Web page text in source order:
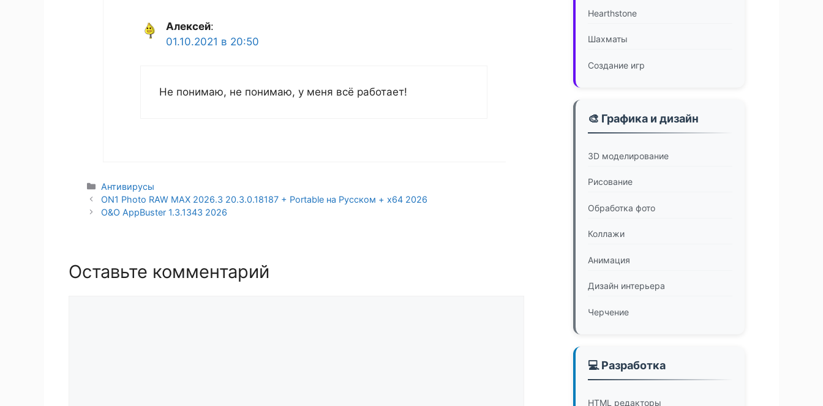
Алексей:
01.10.2021 в 20:50
Не понимаю, не понимаю, у меня всё работает!
Рубрики
Антивирусы
ON1 Photo RAW MAX 2026.3 20.3.0.18187 + Portable на Русском + x64 2026
O&O AppBuster 1.3.1343 2026
Оставьте комментарий
Hearthstone
Шахматы
Создание игр
🎨 Графика и дизайн
3D моделирование
Рисование
Обработка фото
Коллажи
Анимация
Дизайн интерьера
Черчение
💻 Разработка
HTML редакторы